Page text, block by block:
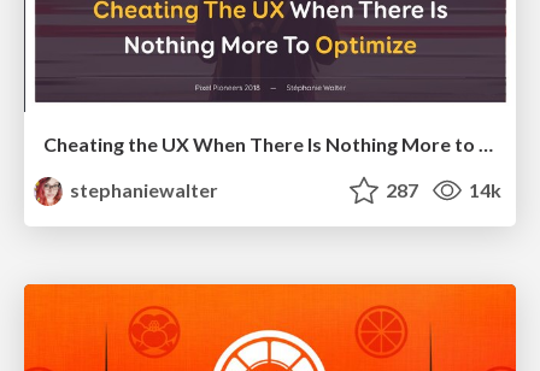
Cheating the UX When There Is Nothing More to Optimize - PixelPioneers
stephaniewalter
287 14k